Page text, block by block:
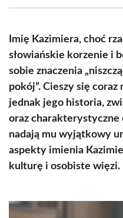
(Twitter)
Imię Kazimiera, choć
słowiańskie korzenie i
sobie znaczenia
pokój”. Cieszy się
jednak jego historia,
oraz charakterystyczne
nadają mu wyjątkowy
aspekty imienia
kulturę i osobiste więzi.